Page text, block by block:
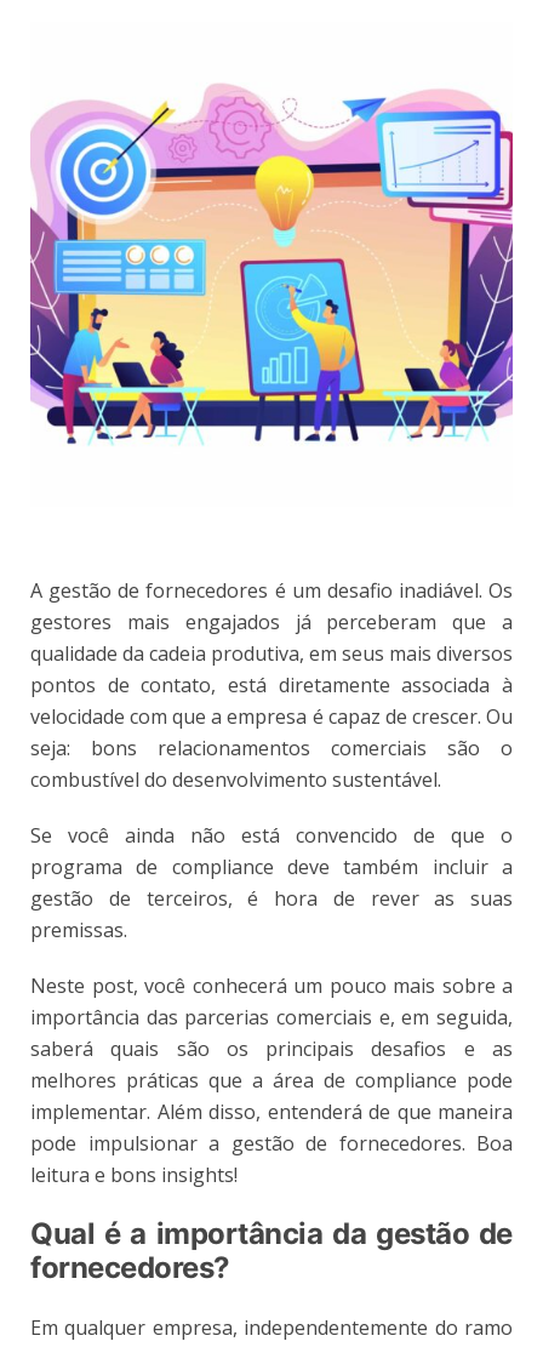
A gestão de fornecedores é um desafio inadiável. Os
gestores mais engajados já perceberam que a
qualidade da cadeia produtiva, em seus mais diversos
pontos de contato, está diretamente associada à
velocidade com que a empresa é capaz de crescer. Ou
seja: bons relacionamentos comerciais são o
combustível do desenvolvimento sustentável.
Se você ainda não está convencido de que o
programa de compliance deve também incluir a
gestão de terceiros, é hora de rever as suas
premissas.
Neste post, você conhecerá um pouco mais sobre a
importância das parcerias comerciais e, em seguida,
saberá quais são os principais desafios e as
melhores práticas que a área de compliance pode
implementar. Além disso, entenderá de que maneira
pode impulsionar a gestão de fornecedores. Boa
leitura e bons insights!
Qual é a importância da gestão de
fornecedores?
Em qualquer empresa, independentemente do ramo